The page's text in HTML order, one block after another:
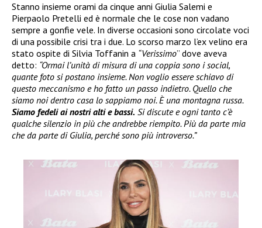
Stanno insieme orami da cinque anni Giulia Salemi e
Pierpaolo Pretelli ed è normale che le cose non vadano
sempre a gonfie vele. In diverse occasioni sono circolate voci
di una possibile crisi tra i due. Lo scorso marzo l’ex velino era
stato ospite di Silvia Toffanin a “Verissimo” dove aveva
detto: “Ormai l’unità di misura di una coppia sono i social,
quante foto si postano insieme. Non voglio essere schiavo di
questo meccanismo e ho fatto un passo indietro. Quello che
siamo noi dentro casa lo sappiamo noi. È una montagna russa.
Siamo fedeli ai nostri alti e bassi. Si discute e ogni tanto c’è
qualche silenzio in più che andrebbe riempito. Più da parte mia
che da parte di Giulia, perché sono più introverso.”